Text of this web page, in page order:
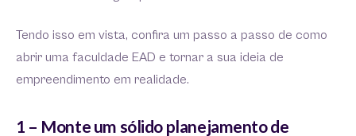
Tendo isso em vista, confira um passo a passo de como
abrir uma faculdade EAD e tornar a sua ideia de
empreendimento em realidade.
1 – Monte um sólido planejamento de